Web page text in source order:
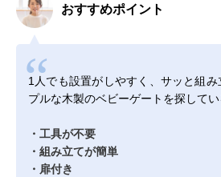
おすすめポイント
1人でも設置がしやすく、サッと組
プルな木製のベビーゲートを探してい
・工具が不要
・組み立てが簡単
・扉付き